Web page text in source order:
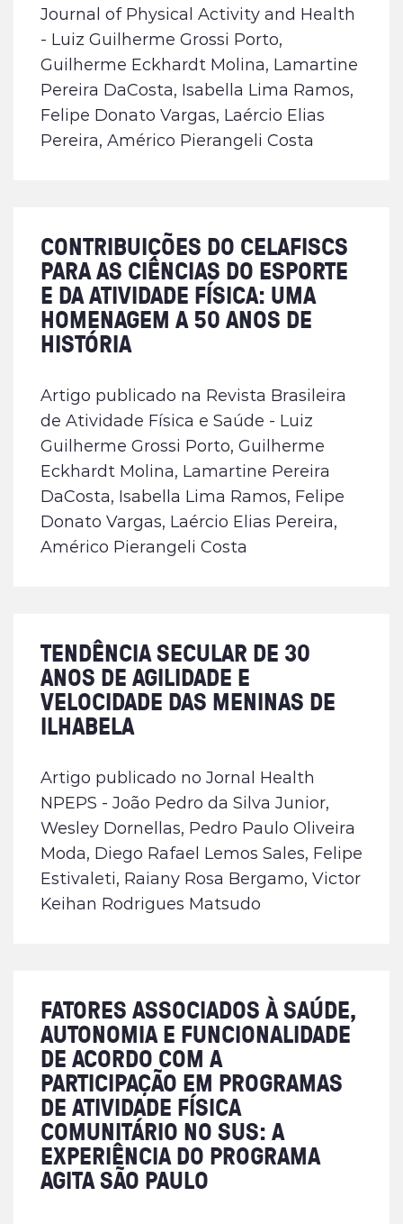
Journal of Physical Activity and Health
- Luiz Guilherme Grossi Porto,
Guilherme Eckhardt Molina, Lamartine
Pereira DaCosta, Isabella Lima Ramos,
Felipe Donato Vargas, Laércio Elias
Pereira, Américo Pierangeli Costa
CONTRIBUIÇÕES DO CELAFISCS
PARA AS CIÊNCIAS DO ESPORTE
E DA ATIVIDADE FÍSICA: UMA
HOMENAGEM A 50 ANOS DE
HISTÓRIA
Artigo publicado na Revista Brasileira
de Atividade Física e Saúde - Luiz
Guilherme Grossi Porto, Guilherme
Eckhardt Molina, Lamartine Pereira
DaCosta, Isabella Lima Ramos, Felipe
Donato Vargas, Laércio Elias Pereira,
Américo Pierangeli Costa
TENDÊNCIA SECULAR DE 30
ANOS DE AGILIDADE E
VELOCIDADE DAS MENINAS DE
ILHABELA
Artigo publicado no Jornal Health
NPEPS - João Pedro da Silva Junior,
Wesley Dornellas, Pedro Paulo Oliveira
Moda, Diego Rafael Lemos Sales, Felipe
Estivaleti, Raiany Rosa Bergamo, Victor
Keihan Rodrigues Matsudo
FATORES ASSOCIADOS À SAÚDE,
AUTONOMIA E FUNCIONALIDADE
DE ACORDO COM A
PARTICIPAÇÃO EM PROGRAMAS
DE ATIVIDADE FÍSICA
COMUNITÁRIO NO SUS: A
EXPERIÊNCIA DO PROGRAMA
AGITA SÃO PAULO